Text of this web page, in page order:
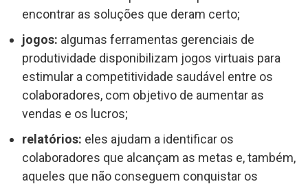
encontrar as soluções que deram certo;
jogos: algumas ferramentas gerenciais de
produtividade disponibilizam jogos virtuais para
estimular a competitividade saudável entre os
colaboradores, com objetivo de aumentar as
vendas e os lucros;
relatórios: eles ajudam a identificar os
colaboradores que alcançam as metas e, também,
aqueles que não conseguem conquistar os